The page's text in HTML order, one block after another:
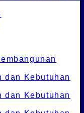
dan Kebutuhan
dan Kebutuhan